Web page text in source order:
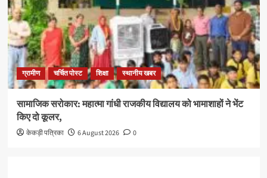
ग्रामीण चर्चित पोस्ट शिक्षा स्थानीय खबर
सामाजिक सरोकार: महात्मा गांधी राजकीय विद्यालय को भामाशाहों ने भेंट
किए दो कूलर,
केकड़ी पत्रिका 6 August 2026 0